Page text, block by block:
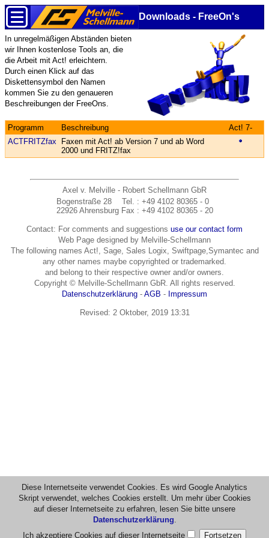
Downloads - FreeOn's
In unregelmäßigen Abständen bieten
wir Ihnen kostenlose Tools an, die
die Arbeit mit Act! erleichtern.
Durch einen Klick auf das
Diskettensymbol den Namen
kommen Sie zu den genaueren
Beschreibungen der FreeOns.
Programm Beschreibung
Act! 7-
ACTFRITZfax
Faxen mit Act! ab Version 7 und ab Word
2000 und FRITZ!fax
Axel v. Melville - Robert Schellmann GbR
Bogenstraße 28
22926 Ahrensburg
Tel.
Fax
: +49 4102 80365 - 0
: +49 4102 80365 - 20
Contact: For comments and suggestions use our contact form
Web Page designed by Melville-Schellmann
The following names Act!, Sage, Sales Logix, Swiftpage,Symantec and
any other names maybe copyrighted or trademarked.
and belong to their respective owner and/or owners.
Copyright © Melville-Schellmann GbR. All rights reserved.
Datenschutzerklärung - AGB - Impressum
Revised: 2 Oktober, 2019 13:31
Diese Internetseite verwendet Cookies. Es wird Google Analytics
Skript verwendet, welches Cookies erstellt. Um mehr über Cookies
auf dieser Internetseite zu erfahren, lesen Sie bitte unsere
Datenschutzerklärung.
Ich akzeptiere Cookies auf dieser Internetseite